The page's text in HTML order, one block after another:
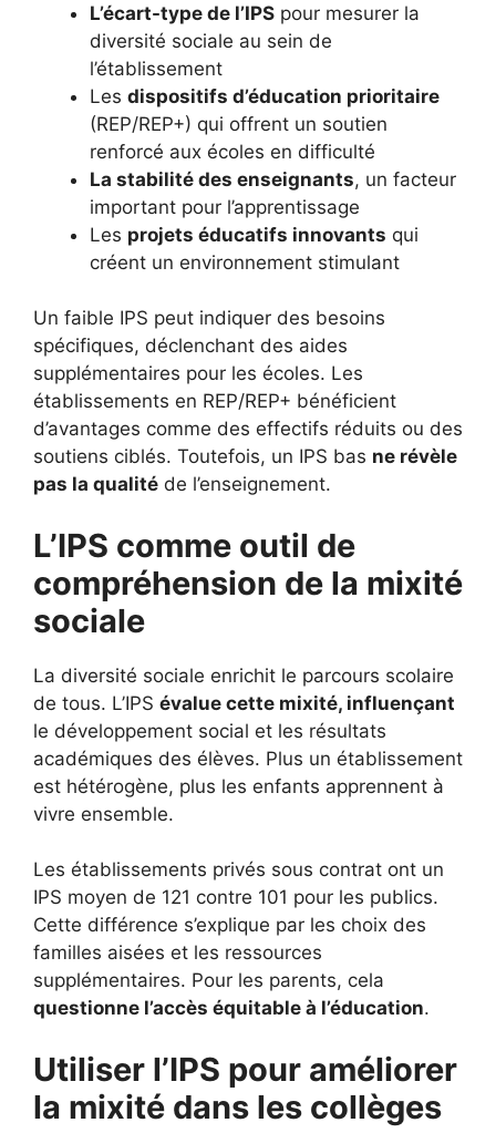
L’écart-type de l’IPS pour mesurer la
diversité sociale au sein de
l’établissement
Les dispositifs d’éducation prioritaire
(REP/REP+) qui offrent un soutien
renforcé aux écoles en difficulté
La stabilité des enseignants, un facteur
important pour l’apprentissage
Les projets éducatifs innovants qui
créent un environnement stimulant
Un faible IPS peut indiquer des besoins
spécifiques, déclenchant des aides
supplémentaires pour les écoles. Les
établissements en REP/REP+ bénéficient
d’avantages comme des effectifs réduits ou des
soutiens ciblés. Toutefois, un IPS bas ne révèle
pas la qualité de l’enseignement.
L’IPS comme outil de
compréhension de la mixité
sociale
La diversité sociale enrichit le parcours scolaire
de tous. L’IPS évalue cette mixité, influençant
le développement social et les résultats
académiques des élèves. Plus un établissement
est hétérogène, plus les enfants apprennent à
vivre ensemble.
Les établissements privés sous contrat ont un
IPS moyen de 121 contre 101 pour les publics.
Cette différence s’explique par les choix des
familles aisées et les ressources
supplémentaires. Pour les parents, cela
questionne l’accès équitable à l’éducation.
Utiliser l’IPS pour améliorer
la mixité dans les collèges